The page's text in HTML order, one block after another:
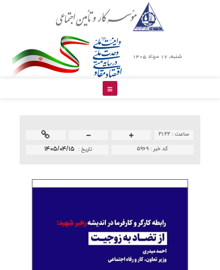
شنبه, 17 مرداد 1405
ساعت : ۲۱:۲۲
تاريخ : ۱۴۰۵/۰۴/۱۵ کد خبر : ۵۹۶۹